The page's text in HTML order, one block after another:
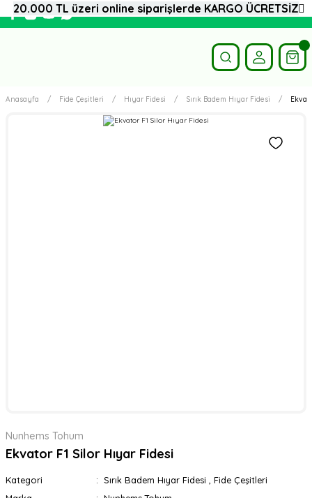
Anasayfa Fide Çeşitleri Hıyar Fidesi Sırık Badem Hıyar Fidesi
Nunhems Tohum
Ekvator F1 Silor Hıyar Fidesi
Kategori Sırık Badem Hıyar Fidesi
Fide Çeşitleri
20.000 TL üzeri online siparişlerde KARGO ÜCRETSİZ